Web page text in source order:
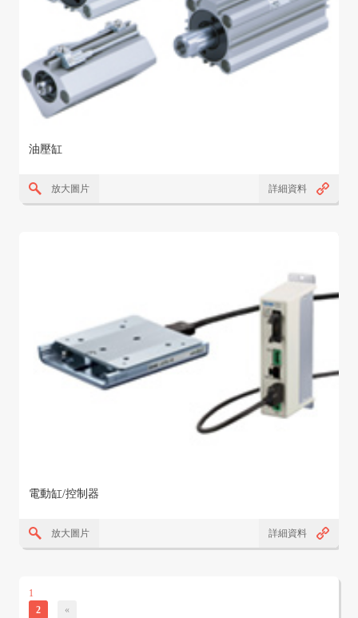
油壓缸
放大圖片 詳細資料
電動缸/控制器
放大圖片 詳細資料
1
2
«